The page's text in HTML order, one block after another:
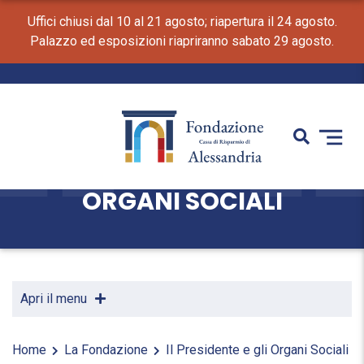
Uffici chiusi dal 10 al 21 agosto; riapertura il 24 agosto.
Palazzo ed esposizioni riapriranno sabato 29 agosto.
IL PRESIDENTE E GLI
ORGANI SOCIALI
Apri il menu
Home La Fondazione Il Presidente e gli Organi Sociali